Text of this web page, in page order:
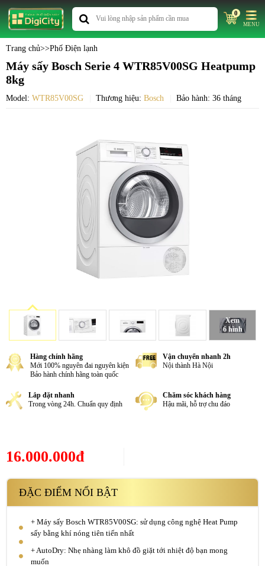
0
MENU
Trang chủ>>Phố Điện lạnh
Máy sấy Bosch Serie 4 WTR85V00SG Heatpump
8kg
Model: WTR85V00SG Thương hiệu: Bosch Bảo hành: 36 tháng
Xem
6 hình
Hàng chính hãng
Mới 100% nguyên đai nguyên kiện
Bảo hành chính hãng toàn quốc
Vận chuyển nhanh 2h
Nội thành Hà Nội
Lắp đặt nhanh
Trong vòng 24h. Chuẩn quy định
Chăm sóc khách hàng
Hậu mãi, hỗ trợ chu đáo
16.000.000đ
ĐẶC ĐIỂM NỔI BẬT
+ Máy sấy Bosch WTR85V00SG: sử dụng công nghệ Heat Pump
sấy bằng khí nóng tiên tiến nhất
+ AutoDry: Nhẹ nhàng làm khô đồ giặt tới nhiệt độ bạn mong
muốn